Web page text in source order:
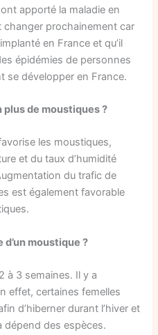
apporté la maladie en
prochainement car
en France et qu’il
épidémies de personnes
se développer en France.
de moustiques ?
les moustiques,
et du taux d’humidité
du trafic de
est également favorable
d’un moustique ?
à 3 semaines. Il y a
effet, certaines femelles
d’hiberner durant l’hiver et
dépend des espèces.